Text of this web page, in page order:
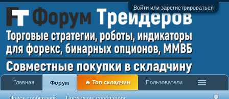
Войти или зарегистрироваться
Главная Форум 🔥 Топ складчин Пользователи